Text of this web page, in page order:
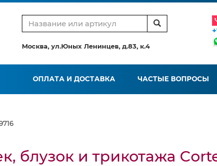
Москва, ул.Юных Ленинцев, д.83, к.4
ОПЛАТА И ДОСТАВКА ЧАСТЫЕ ВОПРОСЫ
блузок и трикотажа